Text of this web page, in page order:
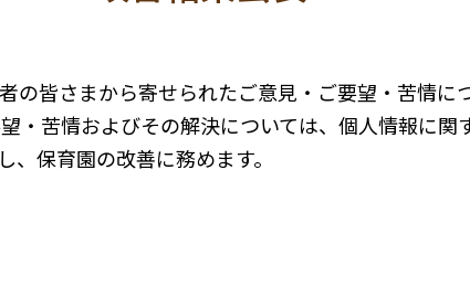
皆さまから寄せられたご意見・ご要望・苦情に
・苦情およびその解決については、個人情報に関
保育園の改善に務めます。